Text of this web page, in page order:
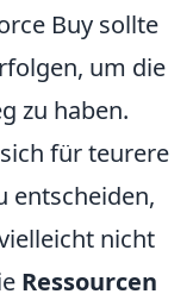
Buy sollte
um die
zu haben.
für teurere
entscheiden,
nicht
Ressourcen